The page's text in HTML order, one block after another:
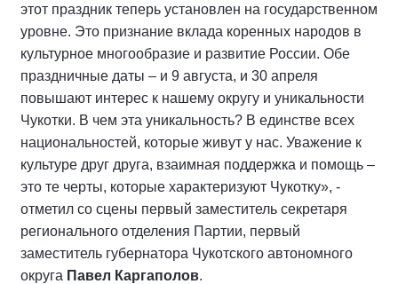
этот праздник теперь установлен на государственном
уровне. Это признание вклада коренных народов в
культурное многообразие и развитие России. Обе
праздничные даты – и 9 августа, и 30 апреля
повышают интерес к нашему округу и уникальности
Чукотки. В чем эта уникальность? В единстве всех
национальностей, которые живут у нас. Уважение к
культуре друг друга, взаимная поддержка и помощь –
это те черты, которые характеризуют Чукотку», -
отметил со сцены первый заместитель секретаря
регионального отделения Партии, первый
заместитель губернатора Чукотского автономного
округа Павел Каргаполов.